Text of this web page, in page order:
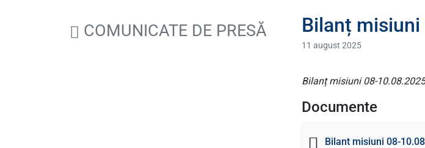
COMUNICATE DE PRESĂ Bilanț
11 august 2025
Bilanț misiuni 08-10.08.2025
Documente
Bilant misiuni 08-